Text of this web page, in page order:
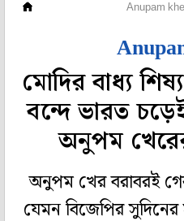
Anupam
মোদির বাধ্য
বন্দে ভারত
অনুপম
অনুপম খের বরাবরই
যেমন বিজেপির সুদিনের